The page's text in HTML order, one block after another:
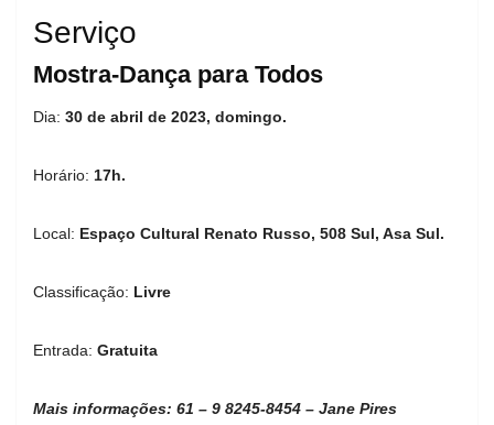
Serviço
Mostra-Dança para Todos
Dia: 30 de abril de 2023, domingo.
Horário: 17h.
Local: Espaço Cultural Renato Russo, 508 Sul, Asa Sul.
Classificação: Livre
Entrada: Gratuita
Mais informações: 61 – 9 8245-8454 – Jane Pires